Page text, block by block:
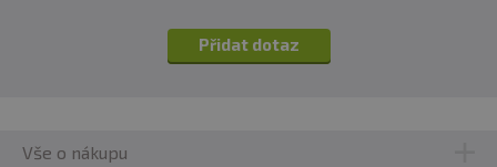
Přidat dotaz
Vše o nákupu